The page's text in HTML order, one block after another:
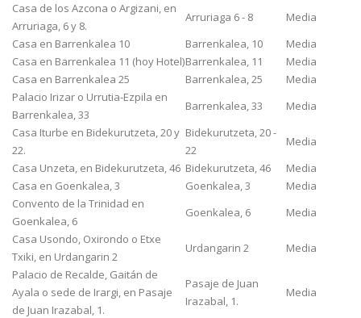
Casa de los Azcona o Argizani, en
Arruriaga, 6 y 8.
Arruriaga 6 - 8
Media
Casa en Barrenkalea 10
Barrenkalea, 10
Media
Casa en Barrenkalea 11 (hoy Hotel)Barrenkalea, 11
Media
Casa en Barrenkalea 25
Barrenkalea, 25
Media
Palacio Irizar o Urrutia-Ezpila en
Barrenkalea, 33
Barrenkalea, 33
Media
Casa Iturbe en Bidekurutzeta, 20 y
22.
Bidekurutzeta, 20 -
22
Media
Casa Unzeta, en Bidekurutzeta, 46 Bidekurutzeta, 46
Media
Casa en Goenkalea, 3
Goenkalea, 3
Media
Convento de la Trinidad en
Goenkalea, 6
Goenkalea, 6
Media
Casa Usondo, Oxirondo o Etxe
Txiki, en Urdangarin 2
Urdangarin 2
Media
Palacio de Recalde, Gaitán de
Ayala o sede de Irargi, en Pasaje
de Juan Irazabal, 1.
Pasaje de Juan
Irazabal, 1.
Media